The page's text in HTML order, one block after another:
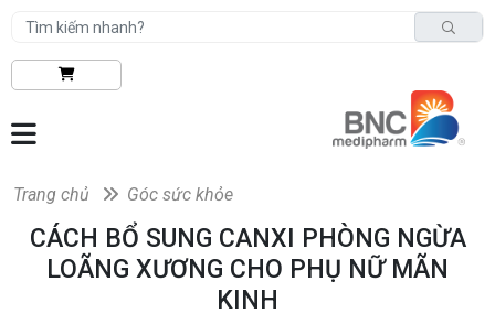
Trang chủ Góc sức khỏe
CÁCH BỔ SUNG CANXI PHÒNG NGỪA
LOÃNG XƯƠNG CHO PHỤ NỮ MÃN
KINH